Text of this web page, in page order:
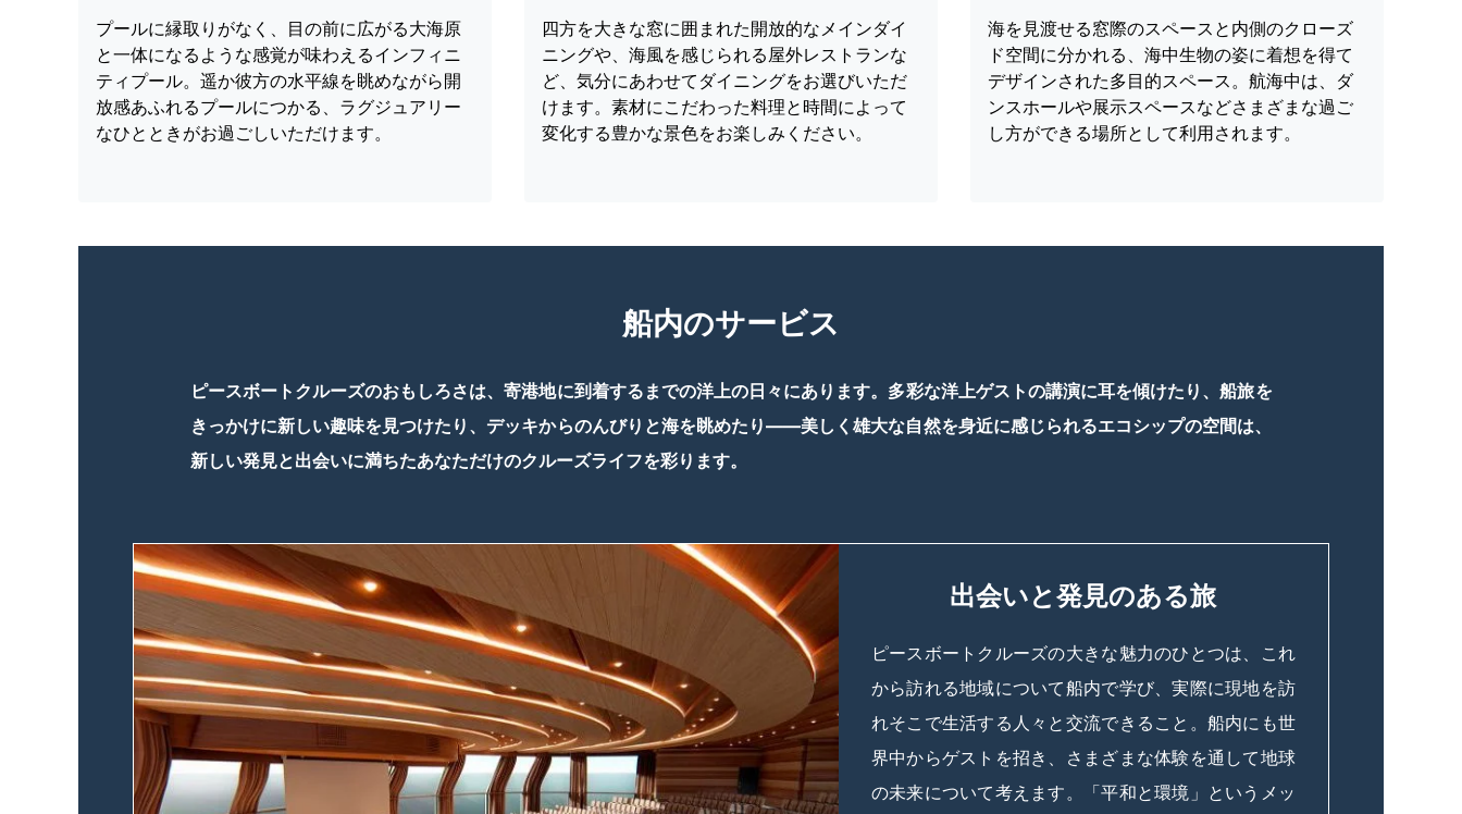
プールに縁取りがなく、目の前に広がる大海原
と一体になるような感覚が味わえるインフィニ
ティプール。遥か彼方の水平線を眺めながら開
放感あふれるプールにつかる、ラグジュアリー
なひとときがお過ごしいただけます。
四方を大きな窓に囲まれた開放的なメインダイ
ニングや、海風を感じられる屋外レストランな
ど、気分にあわせてダイニングをお選びいただ
けます。素材にこだわった料理と時間によって
変化する豊かな景色をお楽しみください。
海を見渡せる窓際のスペースと内側のクローズ
ド空間に分かれる、海中生物の姿に着想を得て
デザインされた多目的スペース。航海中は、ダ
ンスホールや展示スペースなどさまざまな過ご
し方ができる場所として利用されます。
船内のサービス
ピースボートクルーズのおもしろさは、寄港地に到着するまでの洋上の日々にあります。多彩な洋上ゲストの講演に耳を傾けたり、船旅を
きっかけに新しい趣味を見つけたり、デッキからのんびりと海を眺めたり――美しく雄大な自然を身近に感じられるエコシップの空間は、
新しい発見と出会いに満ちたあなただけのクルーズライフを彩ります。
出会いと発見のある旅
ピースボートクルーズの大きな魅力のひとつは、これ
から訪れる地域について船内で学び、実際に現地を訪
れそこで生活する人々と交流できること。船内にも世
界中からゲストを招き、さまざまな体験を通して地球
の未来について考えます。「平和と環境」というメッ